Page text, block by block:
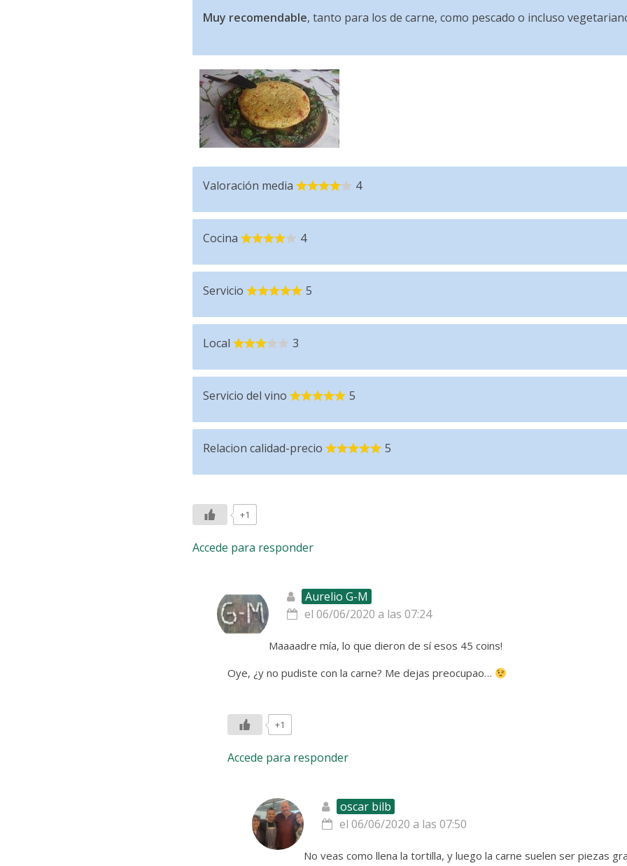
Muy recomendable, tanto para los de carne, como pescado o incluso
Valoración media 4
Cocina 4
Servicio 5
Local 3
Servicio del vino 5
Relacion calidad-precio 5
+1
Accede para responder
Aurelio G-M
el 06/06/2020 a las 07:24
Maaaadre mía, lo que dieron de sí esos 45 coins!
Oye, ¿y no pudiste con la carne? Me dejas preocupao…
+1
Accede para responder
oscar bilb
el 06/06/2020 a las 07:50
No veas como llena la tortilla, y luego la carne suelen ser piezas